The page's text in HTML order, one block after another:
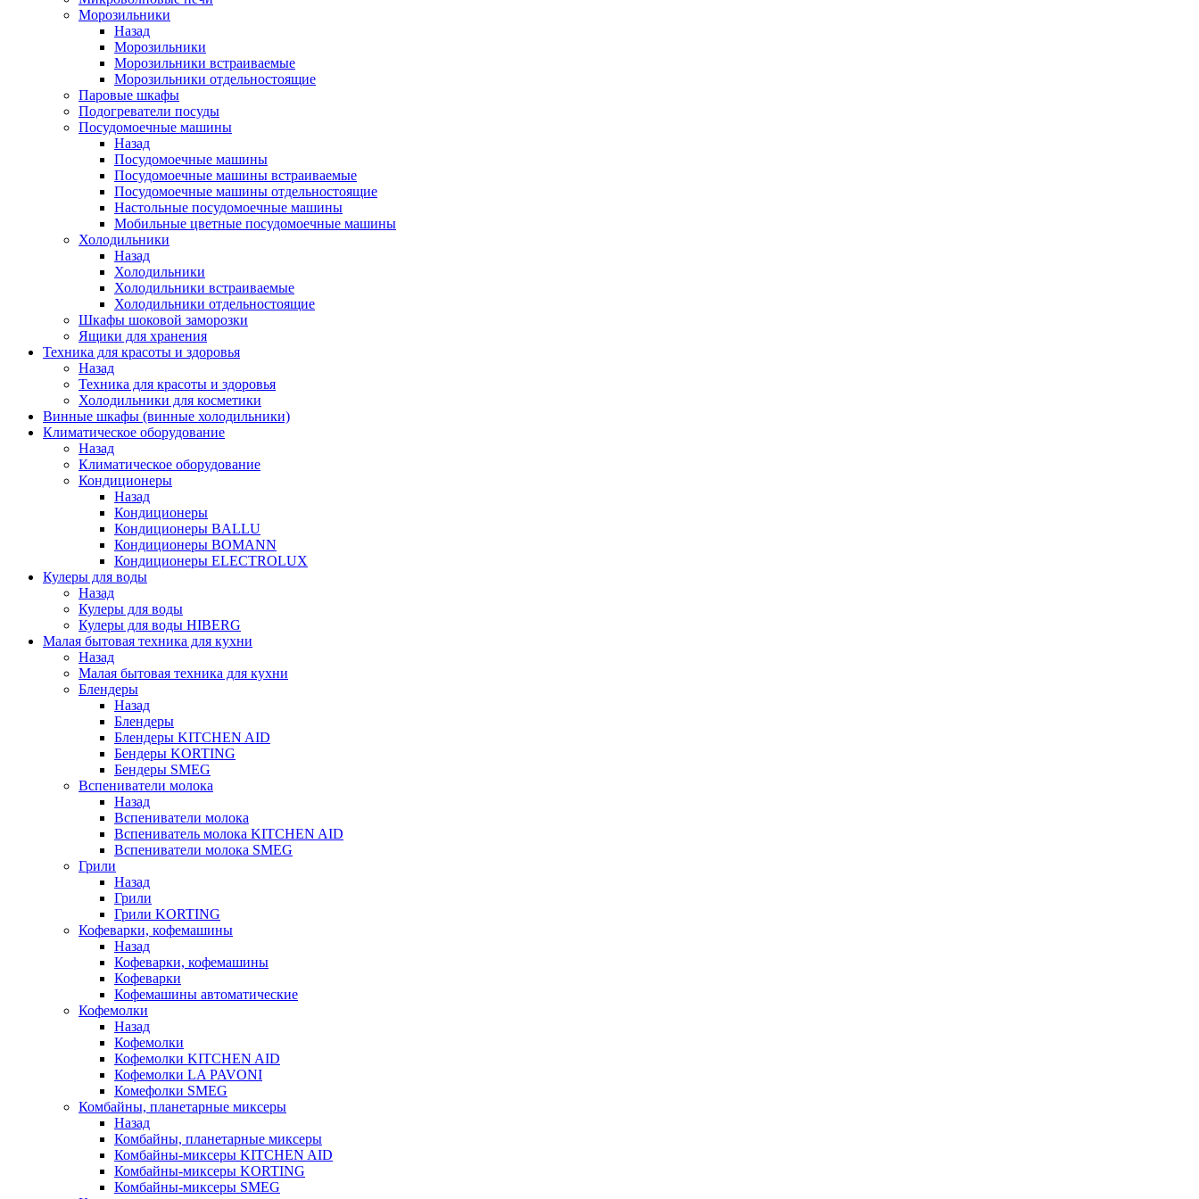
Морозильники
Назад
Морозильники
Морозильники встраиваемые
Морозильники отдельностоящие
Паровые шкафы
Подогреватели посуды
Посудомоечные машины
Назад
Посудомоечные машины
Посудомоечные машины встраиваемые
Посудомоечные машины отдельностоящие
Настольные посудомоечные машины
Мобильные цветные посудомоечные машины
Холодильники
Назад
Холодильники
Холодильники встраиваемые
Холодильники отдельностоящие
Шкафы шоковой заморозки
Ящики для хранения
Техника для красоты и здоровья
Назад
Техника для красоты и здоровья
Холодильники для косметики
Винные шкафы (винные холодильники)
Климатическое оборудование
Назад
Климатическое оборудование
Кондиционеры
Назад
Кондиционеры
Кондиционеры BALLU
Кондиционеры BOMANN
Кондиционеры ELECTROLUX
Кулеры для воды
Назад
Кулеры для воды
Кулеры для воды HIBERG
Малая бытовая техника для кухни
Назад
Малая бытовая техника для кухни
Блендеры
Назад
Блендеры
Блендеры KITCHEN AID
Бендеры KORTING
Бендеры SMEG
Вспениватели молока
Назад
Вспениватели молока
Вспениватель молока KITCHEN AID
Вспениватели молока SMEG
Грили
Назад
Грили
Грили KORTING
Кофеварки, кофемашины
Назад
Кофеварки, кофемашины
Кофеварки
Кофемашины автоматические
Кофемолки
Назад
Кофемолки
Кофемолки KITCHEN AID
Кофемолки LA PAVONI
Комефолки SMEG
Комбайны, планетарные миксеры
Назад
Комбайны, планетарные миксеры
Комбайны-миксеры KITCHEN AID
Комбайны-миксеры KORTING
Комбайны-миксеры SMEG